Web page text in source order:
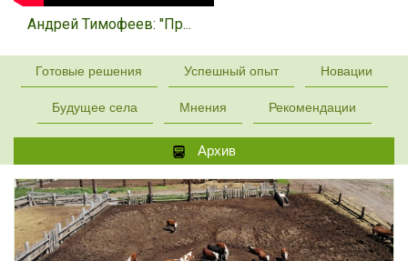
Андрей Тимофеев: "Пр...
Готовые решения Успешный опыт Новации
Будущее села Мнения Рекомендации
Архив